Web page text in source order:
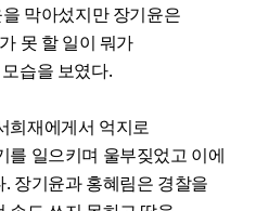
막아섰지만 장기윤은
못 할 일이 뭐가
습을 보였다.
희재에게서 억지로
를 일으키며 울부짖었고 이에
장기윤과 홍혜림은 경찰을